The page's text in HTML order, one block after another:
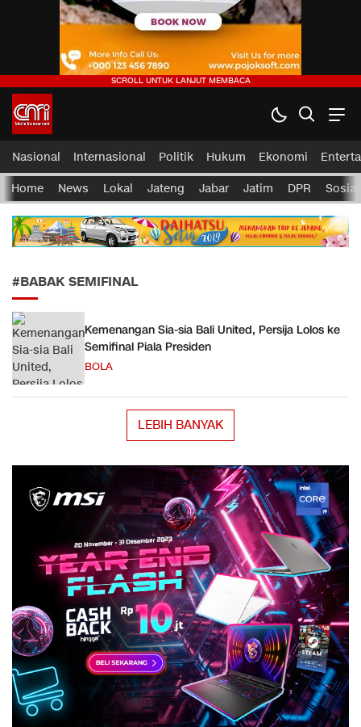
CMI News
Berani, Integritas dan Loyalitas
Nasional Internasional Politik Hukum Ekonomi
Home News Lokal Jateng Jabar Jatim DPR Sosial
#BABAK SEMIFINAL
Kemenangan Sia-sia Bali United, Persija Lolos ke
Semifinal Piala Presiden
BOLA
LEBIH BANYAK